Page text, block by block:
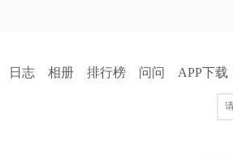
日志 相册 排行榜 问问 APP下载